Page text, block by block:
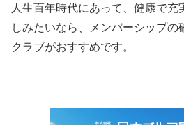
人生百年時代にあって、健康で充
しみたいなら、メンバーシップの
クラブがおすすめです。